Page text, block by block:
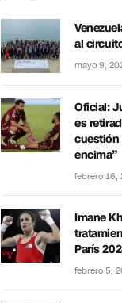
al
mayo 9,
Oficial:
es
cuestión
encima”
febrero 16,
Imane
París
febrero 5,